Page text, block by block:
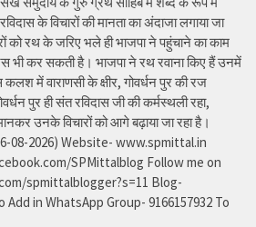
के विचारों की मानता का अंदाजा लगाया जा
को रथ के जरिए भले ही भाजपा ने पहुंचाने का काम
भी कर सकती है। भाजपा ने रथ रवाना किए हैं उनमें
में वाराणसी के क्षीर, गोवर्धन पुर की रज
पुर ही संत रविदास जी की कर्मस्थली रहा,
उनके विचारों को आगे बढ़ाया जा रहा है।
08-2026) Website- www.spmittal.in
SPMittalblog Follow me on
spmittalblogger?s=11 Blog-
in WhatsApp Group- 9166157932 To